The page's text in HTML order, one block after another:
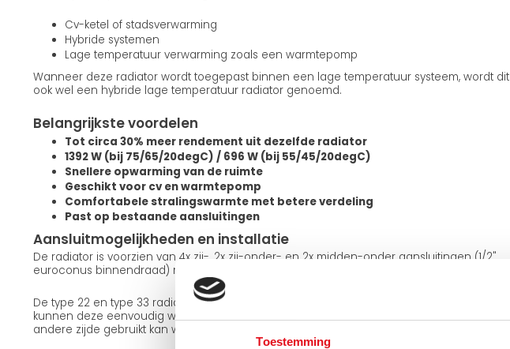
Toestemming
Cv-ketel of stadsverwarming
Hybride systemen
Lage temperatuur verwarming zoals een warmtepomp
Wanneer deze radiator wordt toegepast binnen een lage temperatuur systeem, wordt dit
ook wel een hybride lage temperatuur radiator genoemd.
Belangrijkste voordelen
Tot circa 30% meer rendement uit dezelfde radiator
1392 W (bij 75/65/20degC) / 696 W (bij 55/45/20degC)
Snellere opwarming van de ruimte
Geschikt voor cv en warmtepomp
Comfortabele stralingswarmte met betere verdeling
Past op bestaande aansluitingen
Aansluitmogelijkheden en installatie
De radiator is voorzien van 4x zij-, 2x zij-onder- en 2x midden-onder aansluitingen (1/2"
euroconus binnendraad) met een standaard hartafstand aan de onderkant van 50 mm.
De type 22 en type 33 radiatoren zijn omkeerbaar. Met de meegeleverde J-consoles
kunnen deze eenvoudig worden gedraaid, waardoor dezelfde aansluiting ook aan de
andere zijde gebruikt kan worden. De type 11 uitvoering is niet omkeerbaar.